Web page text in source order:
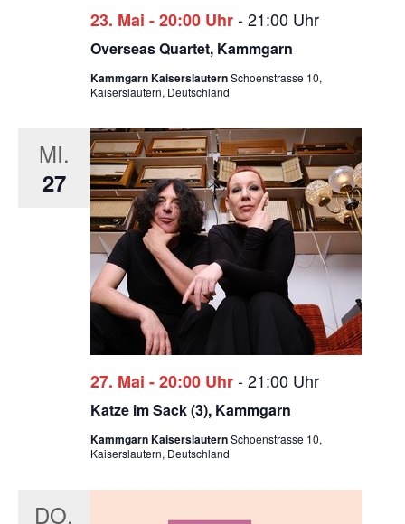
Overseas Quartet, Kammgarn
23. Mai - 20:00 Uhr-21:00 Uhr
Kammgarn KaiserslauternSchoenstrasse 10,
Kaiserslautern, Deutschland
MI.
27
Katze im Sack (3), Kammgarn
27. Mai - 20:00 Uhr-21:00 Uhr
Kammgarn KaiserslauternSchoenstrasse 10,
Kaiserslautern, Deutschland
DO.